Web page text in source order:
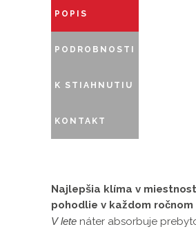
POPIS
PODROBNOSTI
K STIAHNUTIU
KONTAKT
Najlepšia klíma v
pohodlie v každom
V lete náter absorbuje